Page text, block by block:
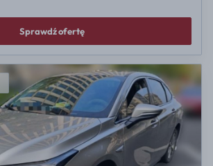
Sprawdź ofertę